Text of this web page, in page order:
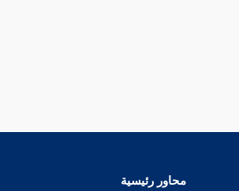
محاور رئيسية